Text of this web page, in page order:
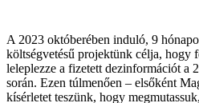
A 2023 októberében induló, 9
költségvetésű projektünk célja, hogy
leleplezze a fizetett dezinformációt a
során. Ezen túlmenően – elsőként
kísérletet teszünk, hogy